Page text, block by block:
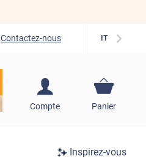
Contactez-nous IT
Compte
S'inscrire / Se
Panier
Inspirez-vous